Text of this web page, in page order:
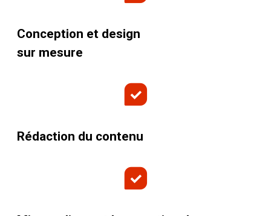
Conception et design
sur mesure
Rédaction du contenu